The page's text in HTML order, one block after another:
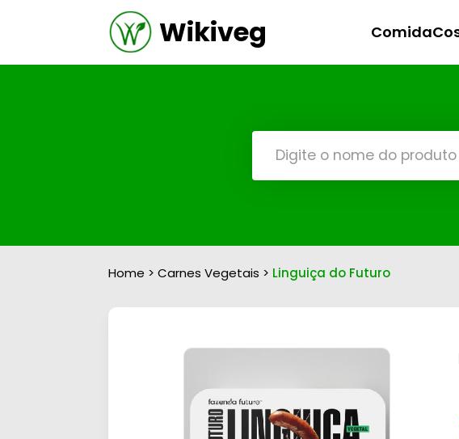
Wikiveg Comida
Home >Carnes Vegetais > Linguiça do Futuro